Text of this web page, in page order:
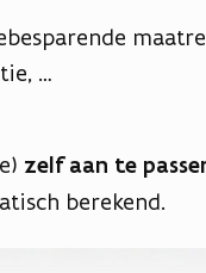
…
zelf aan te
berekend.